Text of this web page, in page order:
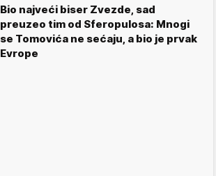
Bio najveći biser Zvezde, sad
preuzeo tim od Sferopulosa: Mnogi
se Tomovića ne sećaju, a bio je prvak
Evrope